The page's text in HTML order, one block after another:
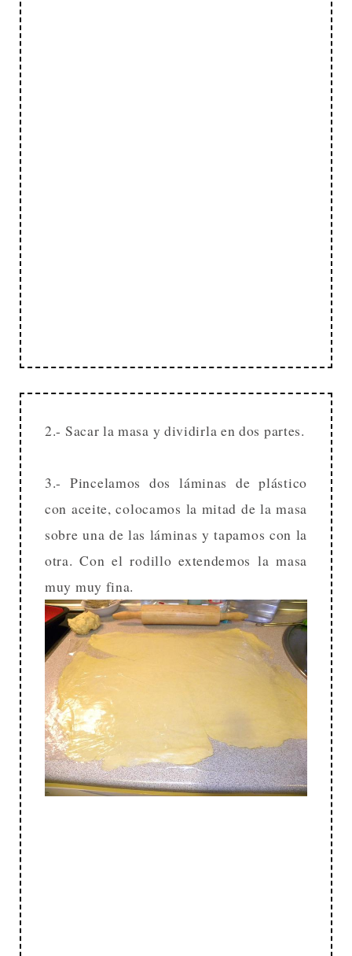
2.- Sacar la masa y dividirla en dos partes.
3.- Pincelamos dos láminas de plástico
con aceite, colocamos la mitad de la masa
sobre una de las láminas y tapamos con la
otra. Con el rodillo extendemos la masa
muy muy fina.